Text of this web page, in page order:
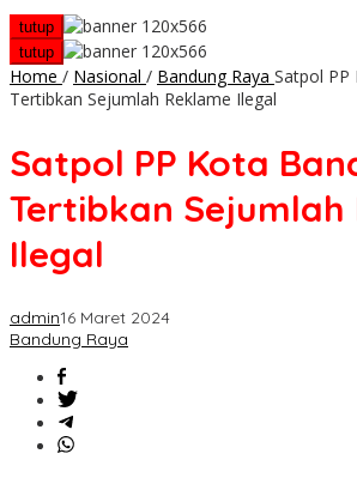
tutup
tutup
Home / Nasional / Bandung Raya Satpol PP
Tertibkan Sejumlah Reklame Ilegal
Satpol PP Kota
Tertibkan Sejumlah
Ilegal
admin16 Maret 2024
Bandung Raya